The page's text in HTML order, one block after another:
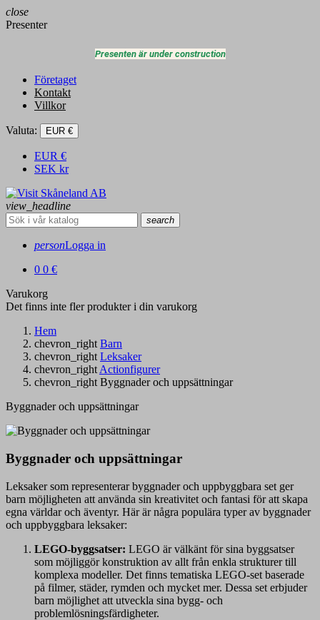
close
Presenter
Presenten är under construction
Företaget
Kontakt
Villkor
Valuta: EUR €
EUR €
SEK kr
view_headline
search
personLogga in
0 0 €
Varukorg
Det finns inte fler produkter i din varukorg
Hem
chevron_right Barn
chevron_right Leksaker
chevron_rightActionfigurer
chevron_right Byggnader och uppsättningar
Byggnader och uppsättningar
Byggnader och uppsättningar
Leksaker som representerar byggnader och uppbyggbara set ger
barn möjligheten att använda sin kreativitet och fantasi för att skapa
egna världar och äventyr. Här är några populära typer av byggnader
och uppbyggbara leksaker:
LEGO-byggsatser: LEGO är välkänt för sina byggsatser
som möjliggör konstruktion av allt från enkla strukturer till
komplexa modeller. Det finns tematiska LEGO-set baserade
på filmer, städer, rymden och mycket mer. Dessa set erbjuder
barn möjlighet att utveckla sina bygg- och
problemlösningsfärdigheter.